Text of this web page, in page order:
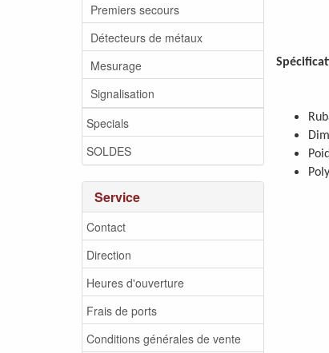
Premiers secours
Détecteurs de métaux
Mesurage
Signalisation
Specials
SOLDES
Service
Contact
Direction
Heures d'ouverture
Frais de ports
Conditions générales de vente